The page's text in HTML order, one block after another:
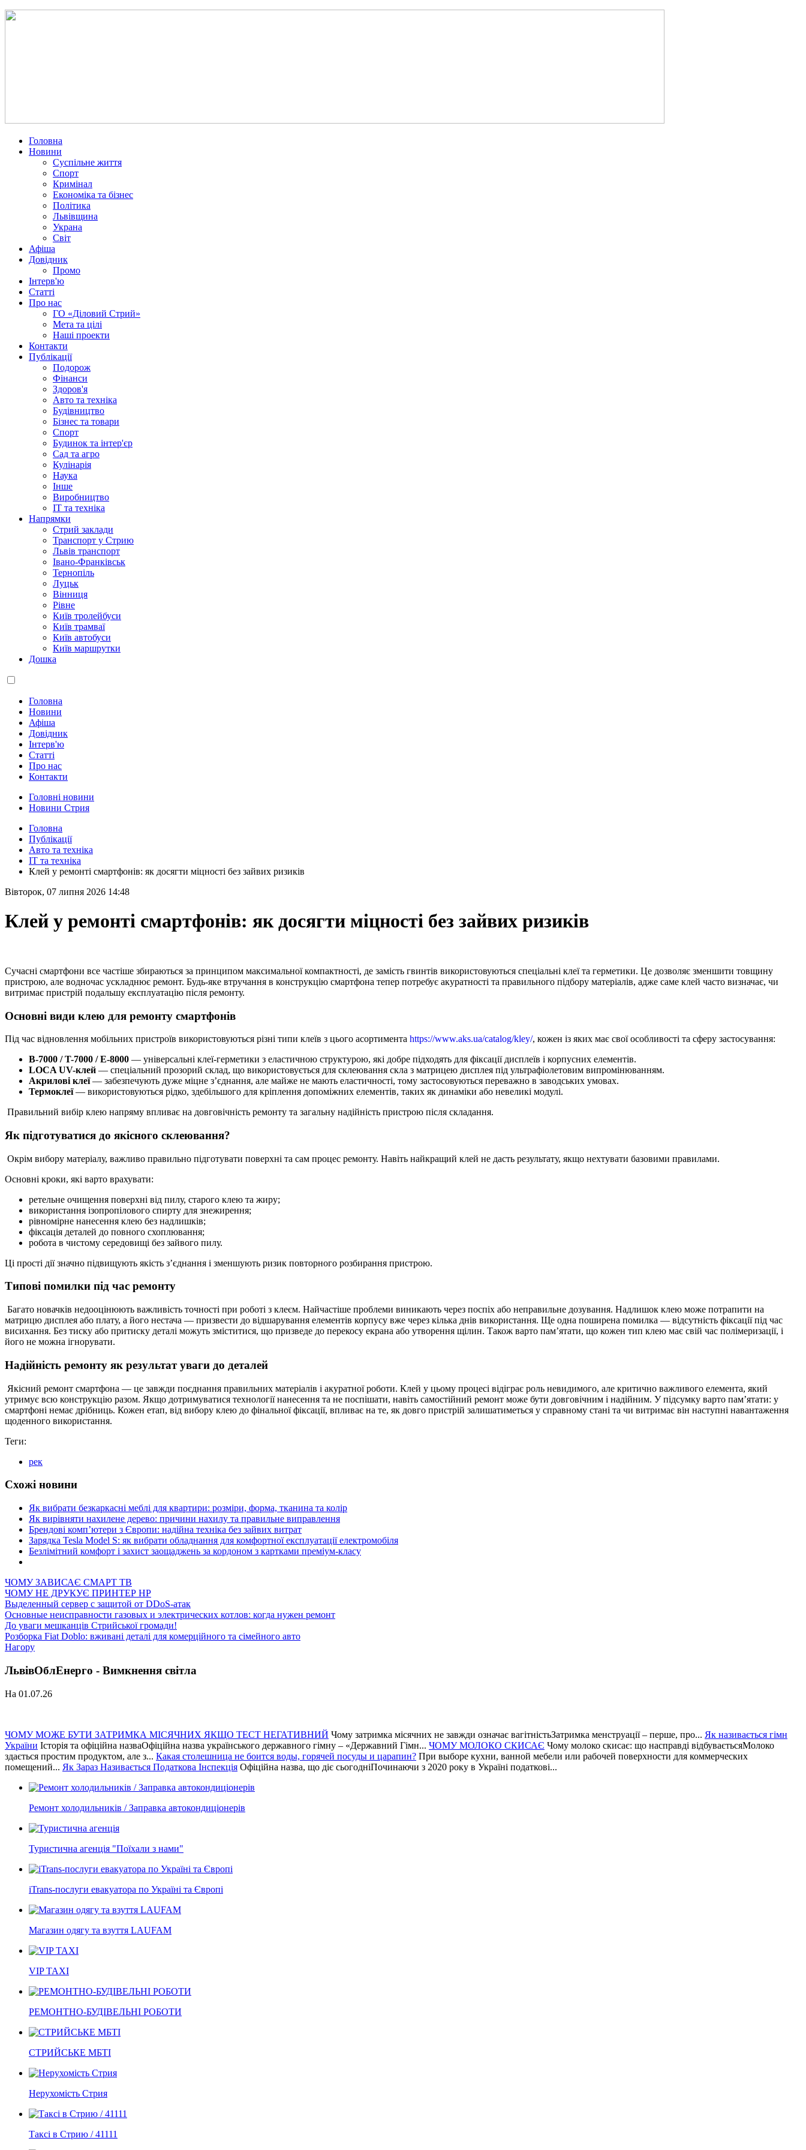
Головна
Новини
Суспільне життя
Спорт
Кримінал
Економіка та бізнес
Політика
Львівщина
Украна
Світ
Афіша
Довідник
Промо
Інтерв'ю
Статті
Про нас
ГО «Діловий Стрий»
Мета та цілі
Наші проекти
Контакти
Публікації
Подорож
Фінанси
Здоров'я
Авто та техніка
Будівництво
Бізнес та товари
Спорт
Будинок та інтер'єр
Сад та агро
Кулінарія
Наука
Інше
Виробництво
IT та техніка
Напрямки
Стрий заклади
Транспорт у Стрию
Львів транспорт
Івано-Франківськ
Тернопіль
Луцьк
Вінниця
Рівне
Київ тролейбуси
Київ трамваї
Київ автобуси
Київ маршрутки
Дошка
Головна
Новини
Афіша
Довідник
Інтерв'ю
Статті
Про нас
Контакти
Головні новини
Новини Стрия
Головна
Публікації
Авто та техніка
IT та техніка
Клей у ремонті смартфонів: як досягти міцності без зайвих ризиків
Вівторок, 07 липня 2026 14:48
Клей у ремонті смартфонів: як досягти міцності без зайвих ризиків
Сучасні смартфони все частіше збираються за принципом максимальної компактності, де замість гвинтів використовуються спеціальні клеї та герметики. Це дозволяє зменшити товщину
пристрою, але водночас ускладнює ремонт. Будь-яке втручання в конструкцію смартфона тепер потребує акуратності та правильного підбору матеріалів, адже саме клей часто визначає, чи
витримає пристрій подальшу експлуатацію після ремонту.
Основні види клею для ремонту смартфонів
Під час відновлення мобільних пристроїв використовуються різні типи клеїв з цього асортимента https://www.aks.ua/catalog/kley/, кожен із яких має свої особливості та сферу застосування:
B-7000 / T-7000 / E-8000 — універсальні клеї-герметики з еластичною структурою, які добре підходять для фіксації дисплеїв і корпусних елементів.
LOCA UV-клей — спеціальний прозорий склад, що використовується для склеювання скла з матрицею дисплея під ультрафіолетовим випромінюванням.
Акрилові клеї— забезпечують дуже міцне з’єднання, але майже не мають еластичності, тому застосовуються переважно в заводських умовах.
Термоклеї— використовуються рідко, здебільшого для кріплення допоміжних елементів, таких як динаміки або невеликі модулі.
Правильний вибір клею напряму впливає на довговічність ремонту та загальну надійність пристрою після складання.
Як підготуватися до якісного склеювання?
Окрім вибору матеріалу, важливо правильно підготувати поверхні та сам процес ремонту. Навіть найкращий клей не дасть результату, якщо нехтувати базовими правилами.
Основні кроки, які варто врахувати:
ретельне очищення поверхні від пилу, старого клею та жиру;
використання ізопропілового спирту для знежирення;
рівномірне нанесення клею без надлишків;
фіксація деталей до повного схоплювання;
робота в чистому середовищі без зайвого пилу.
Ці прості дії значно підвищують якість з’єднання і зменшують ризик повторного розбирання пристрою.
Типові помилки під час ремонту
Багато новачків недооцінюють важливість точності при роботі з клеєм. Найчастіше проблеми виникають через поспіх або неправильне дозування. Надлишок клею може потрапити на
матрицю дисплея або плату, а його нестача — призвести до відшарування елементів корпусу вже через кілька днів використання. Ще одна поширена помилка — відсутність фіксації під час
висихання. Без тиску або притиску деталі можуть зміститися, що призведе до перекосу екрана або утворення щілин. Також варто пам’ятати, що кожен тип клею має свій час полімеризації, і
його не можна ігнорувати.
Надійність ремонту як результат уваги до деталей
Якісний ремонт смартфона — це завжди поєднання правильних матеріалів і акуратної роботи. Клей у цьому процесі відіграє роль невидимого, але критично важливого елемента, який
утримує всю конструкцію разом. Якщо дотримуватися технології нанесення та не поспішати, навіть самостійний ремонт може бути довговічним і надійним. У підсумку варто пам’ятати: у
смартфоні немає дрібниць. Кожен етап, від вибору клею до фінальної фіксації, впливає на те, як довго пристрій залишатиметься у справному стані та чи витримає він наступні навантаження
щоденного використання.
Теги:
рек
Схожі новини
Як вибрати безкаркасні меблі для квартири: розміри, форма, тканина та колір
Як вирівняти нахилене дерево: причини нахилу та правильне виправлення
Брендові комп’ютери з Європи: надійна техніка без зайвих витрат
Зарядка Tesla Model S: як вибрати обладнання для комфортної експлуатації електромобіля
Безлімітний комфорт і захист заощаджень за кордоном з картками преміум-класу
ЧОМУ ЗАВИСАЄ СМАРТ ТВ
ЧОМУ НЕ ДРУКУЄ ПРИНТЕР HP
Выделенный сервер с защитой от DDoS-атак
Основные неисправности газовых и электрических котлов: когда нужен ремонт
До уваги мешканців Стрийської громади!
Розборка Fiat Doblo: вживані деталі для комерційного та сімейного авто
Нагору
ЛьвівОблЕнерго - Вимкнення світла
На 01.07.26
ЧОМУ МОЖЕ БУТИ ЗАТРИМКА МІСЯЧНИХ ЯКЩО ТЕСТ НЕГАТИВНИЙ Чому затримка місячних не завжди означає вагітністьЗатримка менструації – перше, про... Як називається гімн
України Історія та офіційна назваОфіційна назва українського державного гімну – «Державний Гімн... ЧОМУ МОЛОКО СКИСАЄ Чому молоко скисає: що насправді відбуваєтьсяМолоко
здається простим продуктом, але з... Какая столешница не боится воды, горячей посуды и царапин? При выборе кухни, ванной мебели или рабочей поверхности для коммерческих
помещений... Як Зараз Називається Податкова Інспекція Офіційна назва, що діє сьогодніПочинаючи з 2020 року в Україні податкові...
Ремонт холодильників / Заправка автокондиціонерів
Туристична агенція "Поїхали з нами"
iTrans-послуги евакуатора по Україні та Європі
Магазин одягу та взуття LAUFAM
VIP TAXI
РЕМОНТНО-БУДІВЕЛЬНІ РОБОТИ
СТРИЙСЬКЕ МБТІ
Нерухомість Стрия
Таксі в Стрию / 41111